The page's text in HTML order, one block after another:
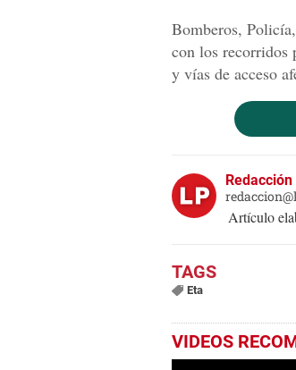
Bomberos,
con los recorridos
y vías de acceso
Redacción
Artículo
Eta
VIDEOS